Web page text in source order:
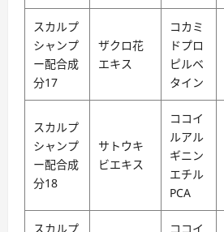
スカルプ
シャンプ
ー配合成
分17
ザクロ花
エキス
コカミ
ドプロ
ピルベ
タイン
スカルプ
シャンプ
ー配合成
分18
サトウキ
ビエキス
ココイ
ルアル
ギニン
エチル
PCA
スカルプ ココイ